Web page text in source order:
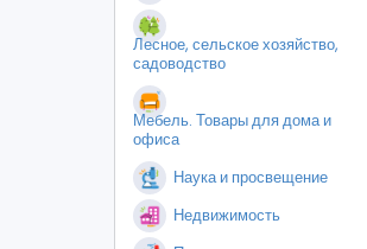
Лесное, сельское хозяйство,
садоводство
Мебель. Товары для дома и
офиса
Наука и просвещение
Недвижимость